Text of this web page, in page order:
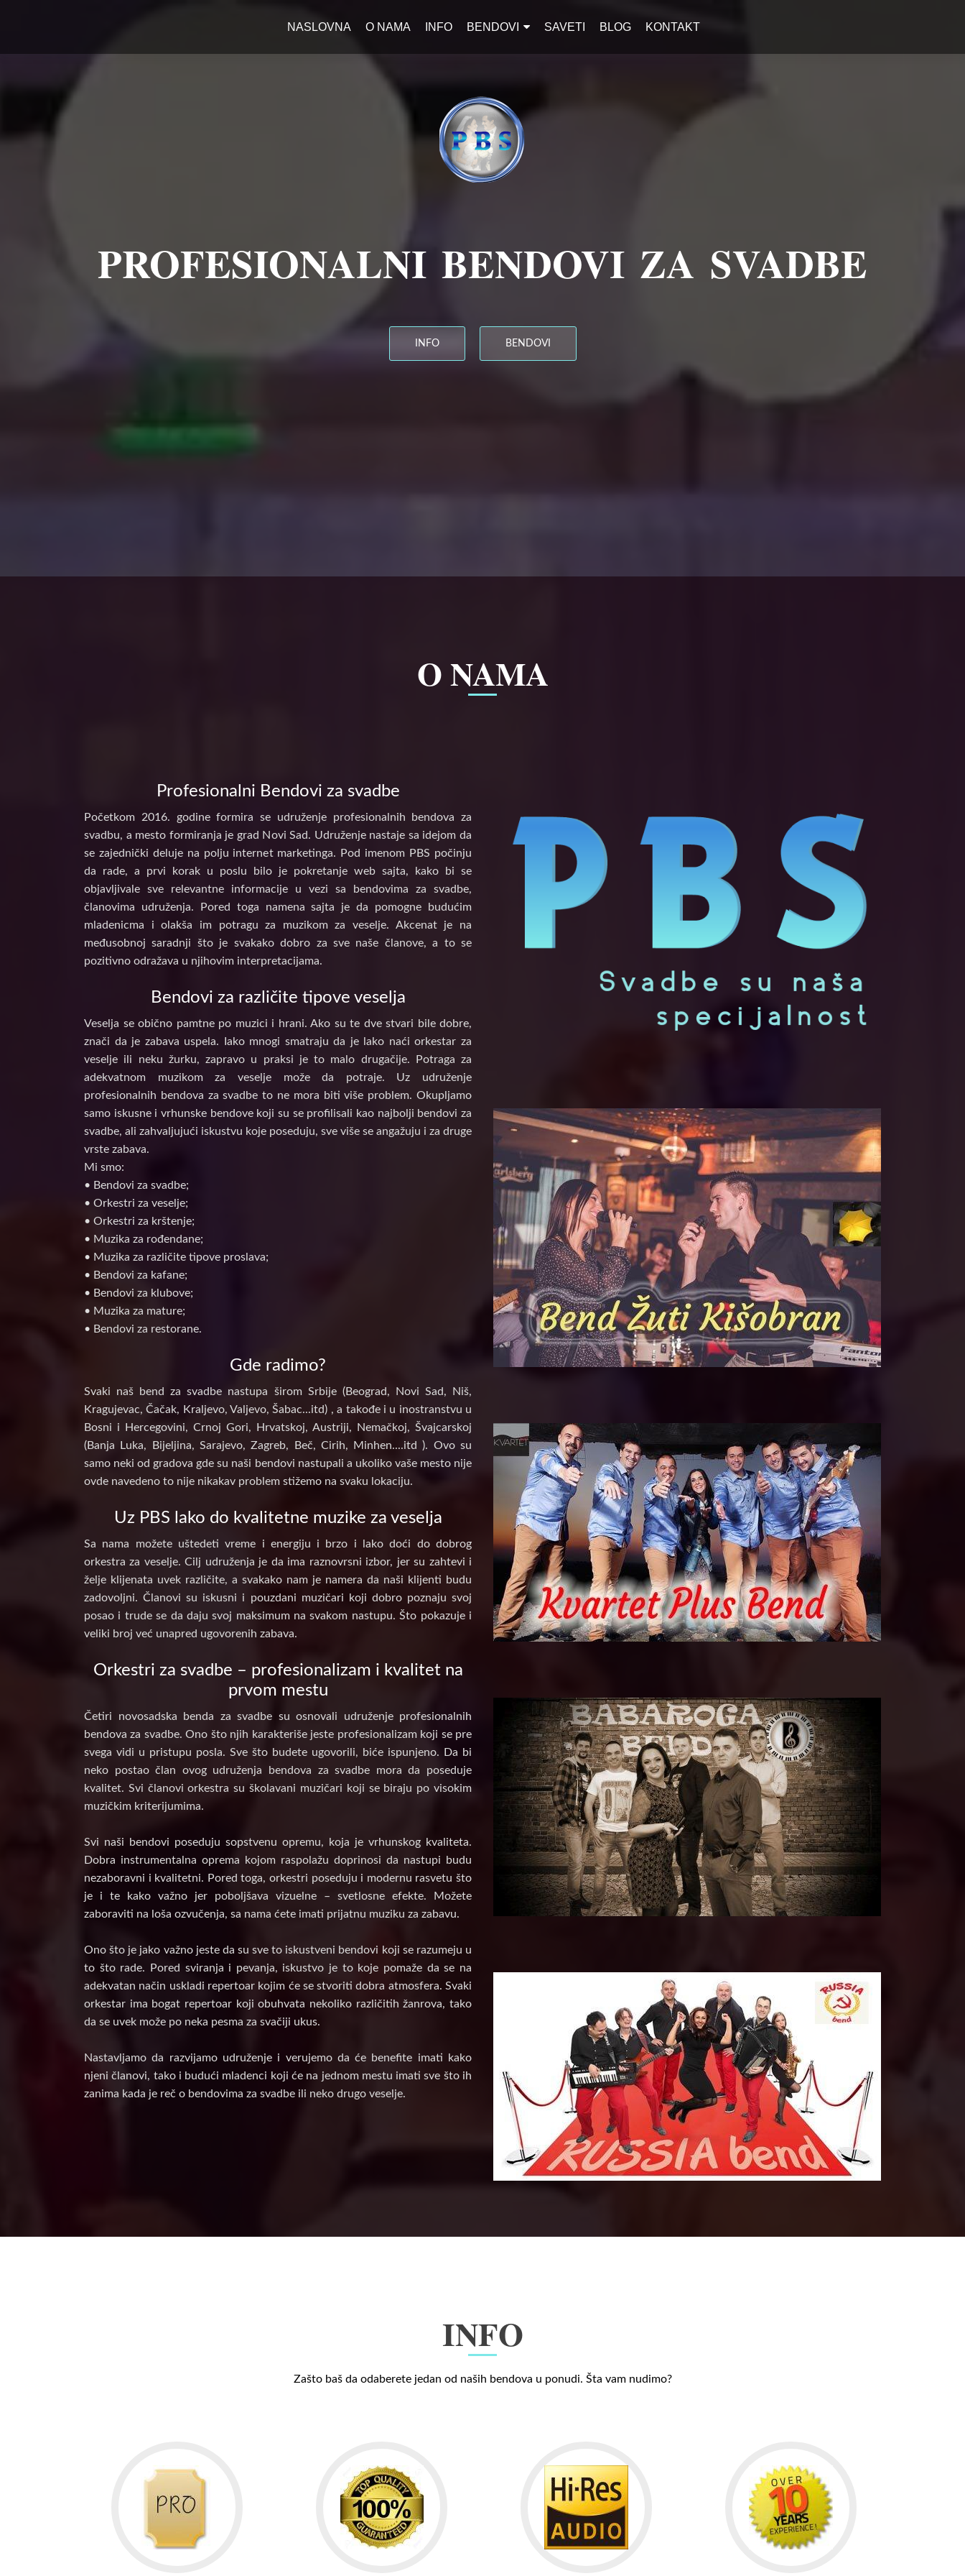
NASLOVNA O NAMA INFO BENDOVI SAVETI BLOG KONTAKT
PROFESIONALNI BENDOVI ZA SVADBE
INFO BENDOVI
O NAMA
Profesionalni Bendovi za svadbe
Početkom 2016. godine formira se udruženje profesionalnih bendova za
svadbu, a mesto formiranja je grad Novi Sad. Udruženje nastaje sa idejom da
se zajednički deluje na polju internet marketinga. Pod imenom PBS počinju
da rade, a prvi korak u poslu bilo je pokretanje web sajta, kako bi se
objavljivale sve relevantne informacije u vezi sa bendovima za svadbe,
članovima udruženja. Pored toga namena sajta je da pomogne budućim
mladenicma i olakša im potragu za muzikom za veselje. Akcenat je na
međusobnoj saradnji što je svakako dobro za sve naše članove, a to se
pozitivno odražava u njihovim interpretacijama.
Bendovi za različite tipove veselja
Veselja se obično pamtne po muzici i hrani. Ako su te dve stvari bile dobre,
znači da je zabava uspela. Iako mnogi smatraju da je lako naći orkestar za
veselje ili neku žurku, zapravo u praksi je to malo drugačije. Potraga za
adekvatnom muzikom za veselje može da potraje. Uz udruženje
profesionalnih bendova za svadbe to ne mora biti više problem. Okupljamo
samo iskusne i vrhunske bendove koji su se profilisali kao najbolji bendovi za
svadbe, ali zahvaljujući iskustvu koje poseduju, sve više se angažuju i za druge
vrste zabava.
Mi smo:
• Bendovi za svadbe;
• Orkestri za veselje;
• Orkestri za krštenje;
• Muzika za rođendane;
• Muzika za različite tipove proslava;
• Bendovi za kafane;
• Bendovi za klubove;
• Muzika za mature;
• Bendovi za restorane.
Gde radimo?
Svaki naš bend za svadbe nastupa širom Srbije (Beograd, Novi Sad, Niš,
Kragujevac, Čačak, Kraljevo, Valjevo, Šabac...itd) , a takođe i u inostranstvu u
Bosni i Hercegovini, Crnoj Gori, Hrvatskoj, Austriji, Nemačkoj, Švajcarskoj
(Banja Luka, Bijeljina, Sarajevo, Zagreb, Beč, Cirih, Minhen....itd ). Ovo su
samo neki od gradova gde su naši bendovi nastupali a ukoliko vaše mesto nije
ovde navedeno to nije nikakav problem stižemo na svaku lokaciju.
Uz PBS lako do kvalitetne muzike za veselja
Sa nama možete uštedeti vreme i energiju i brzo i lako doći do dobrog
orkestra za veselje. Cilj udruženja je da ima raznovrsni izbor, jer su zahtevi i
želje klijenata uvek različite, a svakako nam je namera da naši klijenti budu
zadovoljni. Članovi su iskusni i pouzdani muzičari koji dobro poznaju svoj
posao i trude se da daju svoj maksimum na svakom nastupu. Što pokazuje i
veliki broj već unapred ugovorenih zabava.
Orkestri za svadbe – profesionalizam i kvalitet na
prvom mestu
Četiri novosadska benda za svadbe su osnovali udruženje profesionalnih
bendova za svadbe. Ono što njih karakteriše jeste profesionalizam koji se pre
svega vidi u pristupu posla. Sve što budete ugovorili, biće ispunjeno. Da bi
neko postao član ovog udruženja bendova za svadbe mora da poseduje
kvalitet. Svi članovi orkestra su školavani muzičari koji se biraju po visokim
muzičkim kriterijumima.
Svi naši bendovi poseduju sopstvenu opremu, koja je vrhunskog kvaliteta.
Dobra instrumentalna oprema kojom raspolažu doprinosi da nastupi budu
nezaboravni i kvalitetni. Pored toga, orkestri poseduju i modernu rasvetu što
je i te kako važno jer poboljšava vizuelne – svetlosne efekte. Možete
zaboraviti na loša ozvučenja, sa nama ćete imati prijatnu muziku za zabavu.
Ono što je jako važno jeste da su sve to iskustveni bendovi koji se razumeju u
to što rade. Pored sviranja i pevanja, iskustvo je to koje pomaže da se na
adekvatan način uskladi repertoar kojim će se stvoriti dobra atmosfera. Svaki
orkestar ima bogat repertoar koji obuhvata nekoliko različitih žanrova, tako
da se uvek može po neka pesma za svačiji ukus.
Nastavljamo da razvijamo udruženje i verujemo da će benefite imati kako
njeni članovi, tako i budući mladenci koji će na jednom mestu imati sve što ih
zanima kada je reč o bendovima za svadbe ili neko drugo veselje.
INFO
Zašto baš da odaberete jedan od naših bendova u ponudi. Šta vam nudimo?